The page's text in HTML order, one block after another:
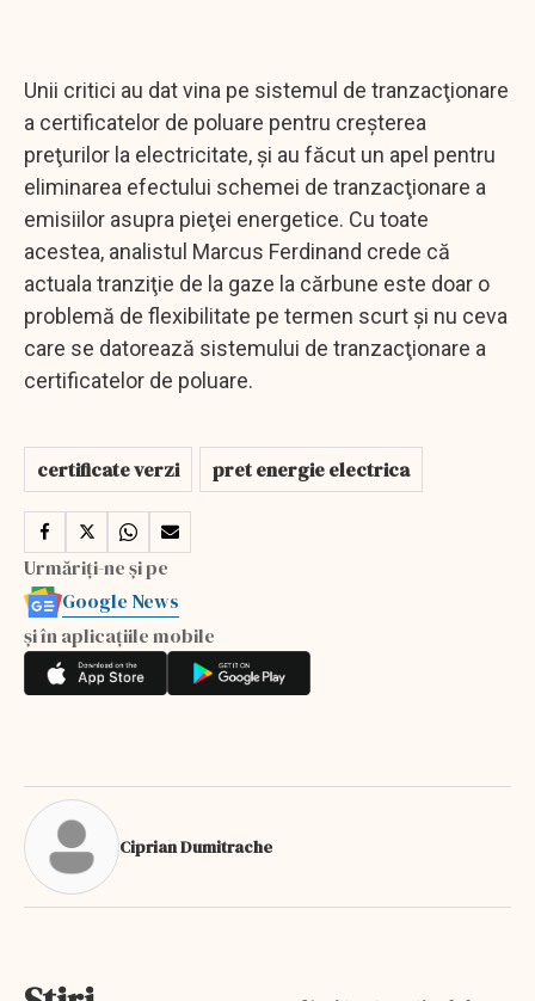
Unii critici au dat vina pe sistemul de tranzacţionare
a certificatelor de poluare pentru creşterea
preţurilor la electricitate, şi au făcut un apel pentru
eliminarea efectului schemei de tranzacţionare a
emisiilor asupra pieţei energetice. Cu toate
acestea, analistul Marcus Ferdinand crede că
actuala tranziţie de la gaze la cărbune este doar o
problemă de flexibilitate pe termen scurt şi nu ceva
care se datorează sistemului de tranzacţionare a
certificatelor de poluare.
certificate verzi pret energie electrica
Urmăriți-ne și pe
Google News
și în aplicațiile mobile
Ciprian Dumitrache